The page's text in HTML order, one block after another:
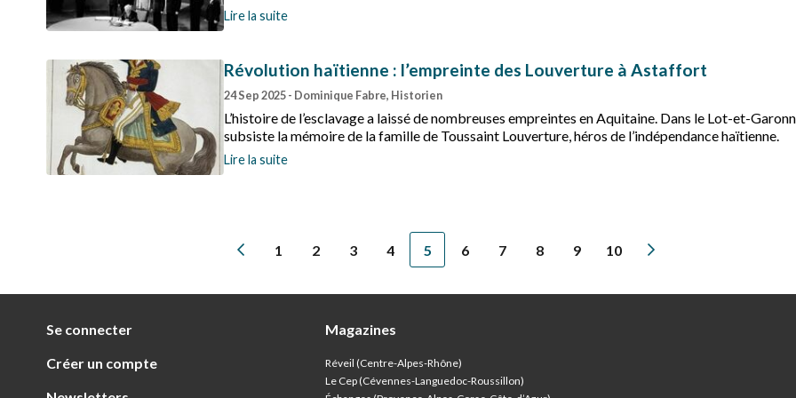
fonctionnement démocratique.
Lire la suite
Révolution haïtienne : l’empreinte des Louverture à Astaffort
24 Sep 2025- Dominique Fabre, Historien
L’histoire de l’esclavage a laissé de nombreuses empreintes en Aquitaine. Dans le Lot-et-
subsiste la mémoire de la famille de Toussaint Louverture, héros de l’indépendance haïtienne.
Lire la suite
1 2 3 4 5 6 7 8 9 10
Se connecter
Créer un compte
Magazines
Réveil (Centre-Alpes-Rhône)
Le Cep (Cévennes-Languedoc-Roussillon)